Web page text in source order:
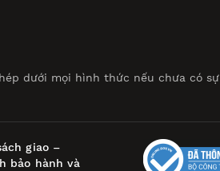
dưới mọi hình thức nếu chưa có sự
giao –
bảo hành và